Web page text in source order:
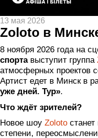
13 мая 2026
Zoloto в
8 ноября 2026 года на
спортавыступит группа
атмосферных проектов
Артист едет в Минск в
уже дней. Тур».
Что ждёт зрителей?
Новое шоу Zoloto
степени,